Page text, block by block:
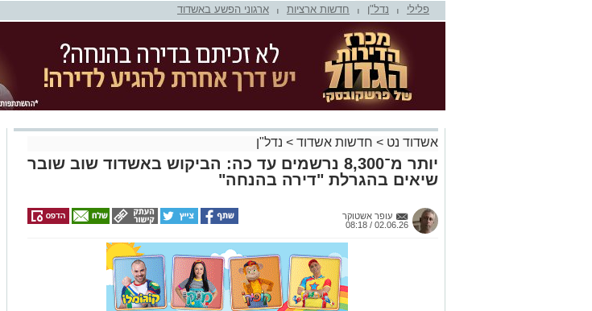
פלילי נדל"ן חדשות ארציות ארגוני הפשע באשדוד
אשדוד נט > חדשות אשדוד > נדל"ן
יותר מ־8,300 נרשמים עד כה: הביקוש באשדוד שוב שובר
שיאים בהגרלת "דירה בהנחה"
עופר אשטוקר
02.06.26 / 08:18